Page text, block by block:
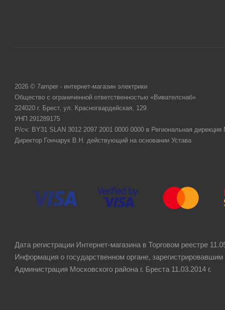
2026 © 7amper - интернет-магазин электрики
Общество с ограниченной ответственностью «Вивателснаб»
224020 г. Брест, ул. Красногвардейская, 129.
УНП 291289175
Р/сч: BY31 SLAN 3012 2097 2001 0000 0000 в Региональная
Директор Гончарук В.Н. действующий на основании Устава
Дата регистрации Интернет-магазина в Торговом реестре
Информация о государственном органе,
Администрация Московского района г. Бреста 11.03.2014 г.